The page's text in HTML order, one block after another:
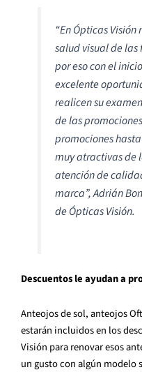
“En Ópticas
salud visual de
por eso con el
excelente
realicen su
de las
promociones
muy atractivas de
atención de
marca”, Adrián
de Ópticas Visión.
Descuentos le ayudan a
Anteojos de sol, anteojos
estarán incluidos en los
Visión para renovar esos
un gusto con algún modelo